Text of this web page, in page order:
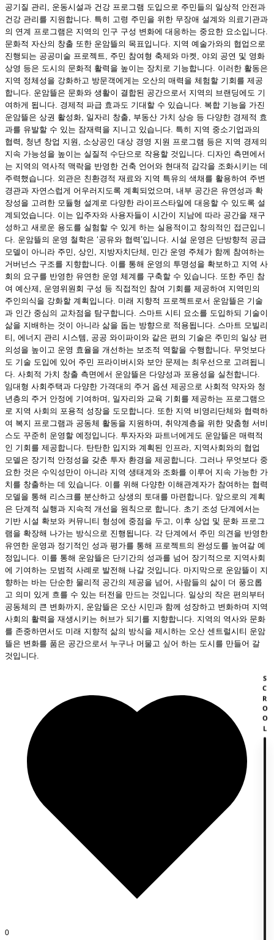
공기질 관리, 운동시설과 건강 프로그램 도입으로 주민들의 일상적 안전과
건강 관리를 지원합니다. 특히 고령 주민을 위한 무장애 설계와 의료기관과
의 연계 프로그램은 지역의 인구 구성 변화에 대응하는 중요한 요소입니다.
문화적 자산의 창출 또한 운암뜰의 목표입니다. 지역 예술가와의 협업으로
진행되는 공공미술 프로젝트, 주민 참여형 축제와 마켓, 야외 공연 및 영화
상영 등은 도시의 문화적 활력을 높이는 장치로 기능합니다. 이러한 활동은
지역 정체성을 강화하고 방문객에게는 오산의 매력을 체험할 기회를 제공
합니다. 운암뜰은 문화와 생활이 결합된 공간으로서 지역의 브랜딩에도 기
여하게 됩니다. 경제적 파급 효과도 기대할 수 있습니다. 복합 기능을 가진
운암뜰은 상권 활성화, 일자리 창출, 부동산 가치 상승 등 다양한 경제적 효
과를 유발할 수 있는 잠재력을 지니고 있습니다. 특히 지역 중소기업과의
협력, 청년 창업 지원, 소상공인 대상 경영 지원 프로그램 등은 지역 경제의
지속 가능성을 높이는 실질적 수단으로 작용할 것입니다. 디자인 측면에서
는 지역의 역사적 맥락을 반영한 건축 언어와 현대적 감각을 조화시키는 데
주력했습니다. 외관은 친환경적 재료와 지역 특유의 색채를 활용하여 주변
경관과 자연스럽게 어우러지도록 계획되었으며, 내부 공간은 유연성과 확
장성을 고려한 모듈형 설계로 다양한 라이프스타일에 대응할 수 있도록 설
계되었습니다. 이는 입주자와 사용자들이 시간이 지남에 따라 공간을 재구
성하고 새로운 용도를 실험할 수 있게 하는 실용적이고 창의적인 접근입니
다. 운암뜰의 운영 철학은 ‘공유와 협력’입니다. 시설 운영은 단방향적 공급
모델이 아니라 주민, 상인, 지방자치단체, 민간 운영 주체가 함께 참여하는
거버넌스 구조를 지향합니다. 이를 통해 운영의 투명성을 확보하고 지역 사
회의 요구를 반영한 유연한 운영 체계를 구축할 수 있습니다. 또한 주민 참
여 예산제, 운영위원회 구성 등 직접적인 참여 기회를 제공하여 지역민의
주인의식을 강화할 계획입니다. 미래 지향적 프로젝트로서 운암뜰은 기술
과 인간 중심의 교차점을 탐구합니다. 스마트 시티 요소를 도입하되 기술이
삶을 지배하는 것이 아니라 삶을 돕는 방향으로 적용됩니다. 스마트 모빌리
티, 에너지 관리 시스템, 공공 와이파이와 같은 편의 기술은 주민의 일상 편
의성을 높이고 운영 효율을 개선하는 보조적 역할을 수행합니다. 무엇보다
도 기술 도입에 있어 주민 프라이버시와 보안 문제는 최우선으로 고려됩니
다. 사회적 가치 창출 측면에서 운암뜰은 다양성과 포용성을 실천합니다.
임대형 사회주택과 다양한 가격대의 주거 옵션 제공으로 사회적 약자와 청
년층의 주거 안정에 기여하며, 일자리와 교육 기회를 제공하는 프로그램으
로 지역 사회의 포용적 성장을 도모합니다. 또한 지역 비영리단체와 협력하
여 복지 프로그램과 공동체 활동을 지원하며, 취약계층을 위한 맞춤형 서비
스도 꾸준히 운영할 예정입니다. 투자자와 파트너에게도 운암뜰은 매력적
인 기회를 제공합니다. 탄탄한 입지와 계획된 인프라, 지역사회와의 협업
모델은 장기적 안정성을 갖춘 투자 환경을 제공합니다. 그러나 무엇보다 중
요한 것은 수익성만이 아니라 지역 생태계와 조화를 이루어 지속 가능한 가
치를 창출하는 데 있습니다. 이를 위해 다양한 이해관계자가 참여하는 협력
모델을 통해 리스크를 분산하고 상생의 토대를 마련합니다. 앞으로의 계획
은 단계적 실행과 지속적 개선을 원칙으로 합니다. 초기 조성 단계에서는
기반 시설 확보와 커뮤니티 형성에 중점을 두고, 이후 상업 및 문화 프로그
램을 확장해 나가는 방식으로 진행됩니다. 각 단계에서 주민 의견을 반영한
유연한 운영과 정기적인 성과 평가를 통해 프로젝트의 완성도를 높여갈 예
정입니다. 이를 통해 운암뜰은 단기간의 성과를 넘어 장기적으로 지역사회
에 기여하는 모범적 사례로 발전해 나갈 것입니다. 마지막으로 운암뜰이 지
향하는 바는 단순한 물리적 공간의 제공을 넘어, 사람들의 삶이 더 풍요롭
고 의미 있게 흐를 수 있는 터전을 만드는 것입니다. 일상의 작은 편의부터
공동체의 큰 변화까지, 운암뜰은 오산 시민과 함께 성장하고 변화하며 지역
사회의 활력을 재생시키는 허브가 되기를 지향합니다. 지역의 역사와 문화
를 존중하면서도 미래 지향적 삶의 방식을 제시하는 오산 센트럴시티 운암
뜰은 변화를 품은 공간으로서 누구나 머물고 싶어 하는 도시를 만들어 갈
것입니다.
0
SCROOL